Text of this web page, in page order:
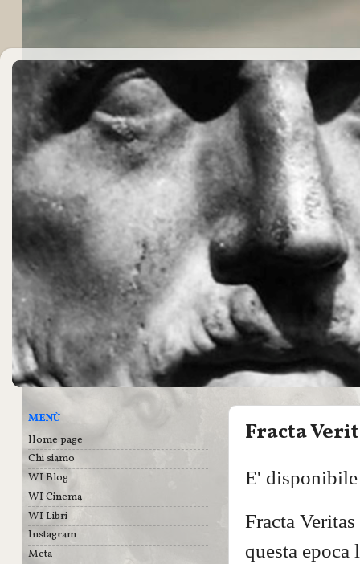
Fracta
E'
Fracta
questa epoca
MENÙ
Home page
Chi siamo
WI Blog
WI Cinema
WI Libri
Instagram
Meta